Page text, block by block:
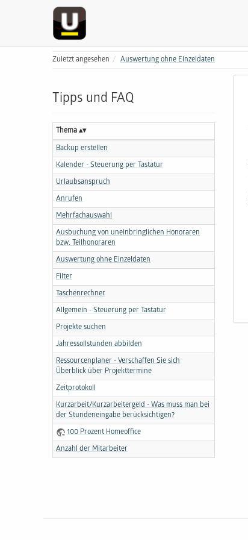
Zuletzt angesehen Auswertung ohne Einzeldaten
Tipps und FAQ
Thema
Backup erstellen
Kalender - Steuerung per Tastatur
Urlaubsanspruch
Anrufen
Mehrfachauswahl
Ausbuchung von uneinbringlichen Honoraren
bzw. Teilhonoraren
Auswertung ohne Einzeldaten
Filter
Taschenrechner
Allgemein - Steuerung per Tastatur
Projekte suchen
Jahressollstunden abbilden
Ressourcenplaner - Verschaffen Sie sich
Überblick über Projekttermine
Zeitprotokoll
Kurzarbeit/Kurzarbeitergeld - Was muss man bei
der Stundeneingabe berücksichtigen?
100 Prozent Homeoffice
Anzahl der Mitarbeiter